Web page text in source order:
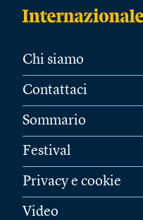
Chi siamo
Contattaci
Sommario
Festival
Privacy e cookie
Video